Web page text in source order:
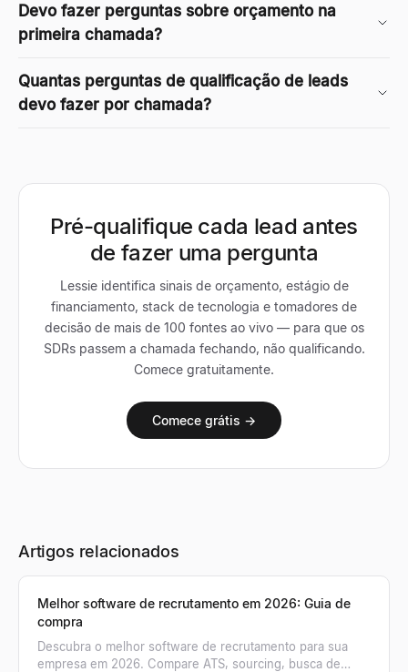
Devo fazer perguntas sobre orçamento na
primeira chamada?
Quantas perguntas de qualificação de leads
devo fazer por chamada?
Pré-qualifique cada lead antes
de fazer uma pergunta
Lessie identifica sinais de orçamento, estágio de
financiamento, stack de tecnologia e tomadores de
decisão de mais de 100 fontes ao vivo — para que os
SDRs passem a chamada fechando, não qualificando.
Comece gratuitamente.
Comece grátis →
Artigos relacionados
Melhor software de recrutamento em 2026: Guia de
compra
Descubra o melhor software de recrutamento para sua
empresa em 2026. Compare ATS, sourcing, busca de